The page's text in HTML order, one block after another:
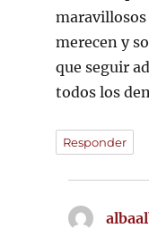
maravillosos
merecen y
que seguir
todos los
Responder